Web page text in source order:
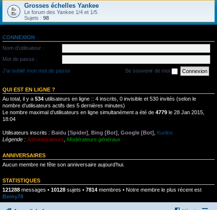
Grosses échelles Yankee
Le forum des Yankee 1/4 et 1/5
Sujets : 98
CONNEXION
Nom d’utilisateur :
Mot de passe :
J’ai oublié mon mot de passe
Se souvenir de moi
QUI EST EN LIGNE ?
Au total, il y a 534 utilisateurs en ligne :: 4 inscrits, 0 invisible et 530 invités (selon le
nombre d’utilisateurs actifs des 5 dernières minutes)
Le nombre maximal d’utilisateurs en ligne simultanément a été de 4779 le 28 Jan 2015,
18:04
Utilisateurs inscrits : Baidu [Spider] Bing [Bot] Google [Bot]
Kurilos
Légende : Administrateurs Modérateurs généraux
ANNIVERSAIRES
Aucun membre ne fête son anniversaire aujourd’hui.
STATISTIQUES
121288 messages • 10128 sujets • 7814 membres • Notre membre le plus récent est
Berny78